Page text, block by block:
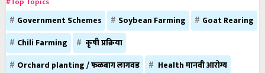
Government Schemes Soybean Farming
Goat Rearing
Chili Farming
कृषी प्रक्रिया
Orchard planting / फळबाग लागवड
Health मानवी आरोग्य